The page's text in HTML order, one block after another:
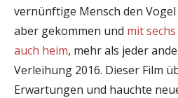
vernünftige Mensch den
aber gekommen und mit
auch heim, mehr als jeder
Verleihung 2016. Dieser Film
Erwartungen und hauchte